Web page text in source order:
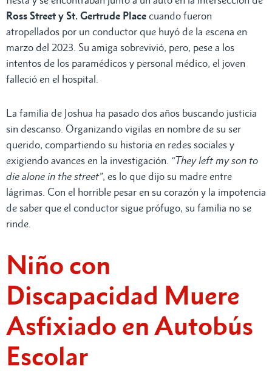
Ross Street y St. Gertrude Place cuando fueron
atropellados por un conductor que huyó de la escena en
marzo del 2023. Su amiga sobrevivió, pero, pese a los
intentos de los paramédicos y personal médico, el joven
falleció en el hospital.
La familia de Joshua ha pasado dos años buscando justicia
sin descanso. Organizando vigilas en nombre de su ser
querido, compartiendo su historia en redes sociales y
exigiendo avances en la investigación. “They left my son to
die alone in the street”, es lo que dijo su madre entre
lágrimas. Con el horrible pesar en su corazón y la impotencia
de saber que el conductor sigue prófugo, su familia no se
rinde.
Niño con
Discapacidad Muere
Asfixiado en Autobús
Escolar